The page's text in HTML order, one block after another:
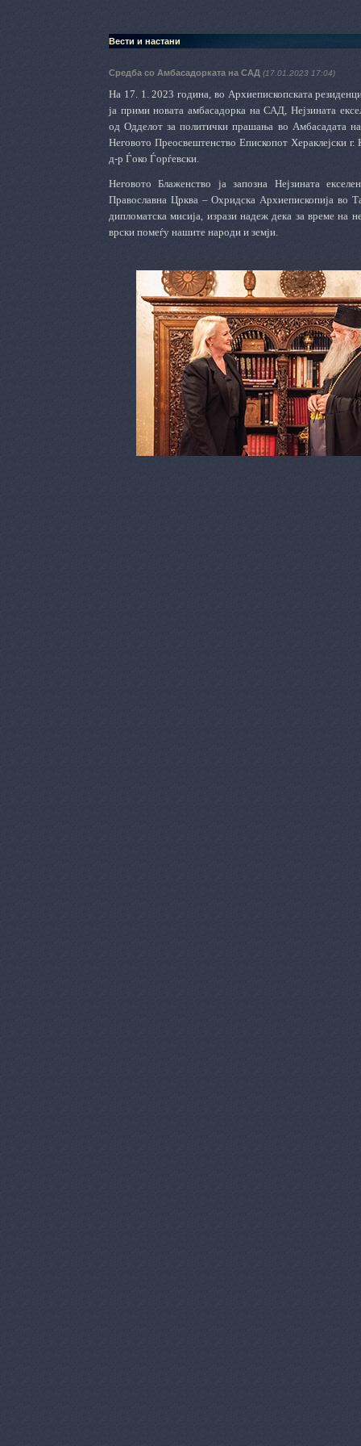
Вести и настани
Средба со Амбасадорката на САД (17.01.2023 17:04)
На 17. 1. 2023 година, во Архиепископската
ја прими новата амбасадорка на САД, Нејзината
од Одделот за политички прашања во Амбасадата
Неговото Преосвештенство Епископот Хераклејски
д-р Ѓоко Ѓорѓевски.
Неговото Блаженство ја запозна Нејзината
Православна Црква ‒ Охридска Архиепископија во
дипломатска мисија, изрази надеж дека за време на
врски помеѓу нашите народи и земји.